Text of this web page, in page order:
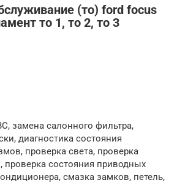
(то) ford focus
то 1, то 2, то 3
замена салонного фильтра,
диагностика состояния
проверка света, проверка
проверка состояния приводных
смазка замков, петель,